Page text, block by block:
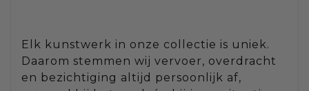
Elk kunstwerk in onze collectie is uniek.
Daarom stemmen wij vervoer, overdracht
en bezichtiging altijd persoonlijk af,